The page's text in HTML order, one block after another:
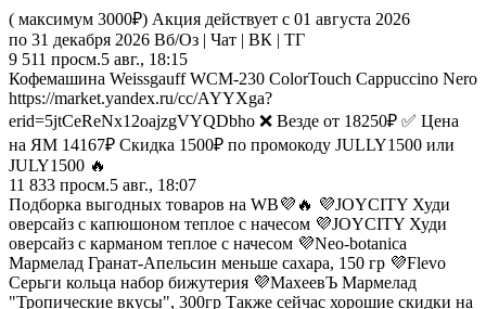
( максимум 3000₽) Акция действует с 01 августа 2026
по 31 декабря 2026 Вб/Оз | Чат | ВК | ТГ
9 511 просм.5 авг., 18:15
Кофемашина Weissgauff WCM-230 ColorTouch Cappuccino Nero
https://market.yandex.ru/cc/AYYXga?
erid=5jtCeReNx12oajzgVYQDbho ❌ Везде от 18250₽ ✅ Цена
на ЯМ 14167₽ Скидка 1500₽ по промокоду JULLY1500 или
JULY1500 🔥
11 833 просм.5 авг., 18:07
Подборка выгодных товаров на WB💜🔥 💜JOYCITY Худи
оверсайз с капюшоном теплое с начесом 💜JOYCITY Худи
оверсайз с карманом теплое с начесом 💜Neo-botanica
Мармелад Гранат-Апельсин меньше сахара, 150 гр 💜Flevo
Серьги кольца набор бижутерия 💜МахеевЪ Мармелад
"Тропические вкусы", 300гр Также сейчас хорошие скидки на